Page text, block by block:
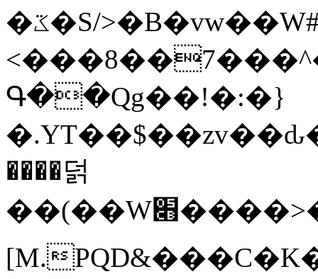
�ػ�S/>�B�vw��W#�I��*]\W��)Ħ�1��fC}
Գ��Qg��!�:�}
����덝
��(��W׋����>��O>�d�%Y�@�@ڻ<�z{rc&׻��z�����AeK�^�����������˩t��=x~
[M.